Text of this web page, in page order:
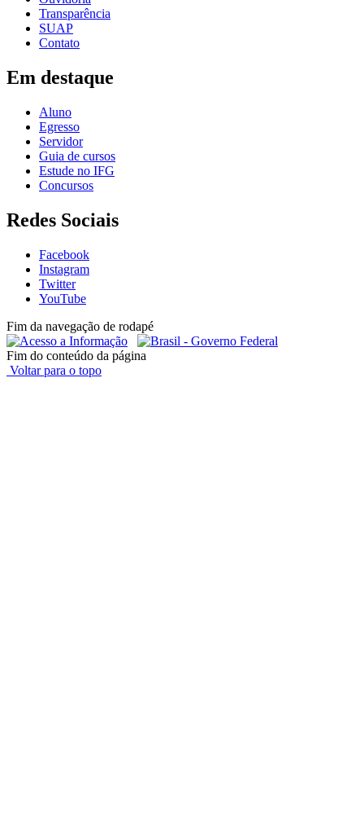
Transparência
SUAP
Contato
Em destaque
Aluno
Egresso
Servidor
Guia de cursos
Estude no IFG
Concursos
Redes Sociais
Facebook
Instagram
Twitter
YouTube
Fim da navegação de rodapé
Fim do conteúdo da página
Voltar para o topo